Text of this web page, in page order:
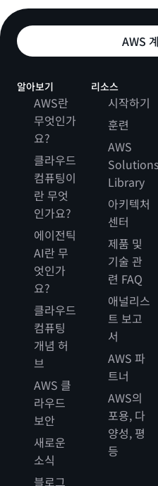
AWS
알아보기
AWS란
무엇인가
요?
클라우드
컴퓨팅이
란 무엇
인가요?
에이전틱
AI란 무
엇인가
요?
클라우드
컴퓨팅
개념 허
브
AWS 클
라우드
보안
새로운
소식
블로그
리소스
시작하기
훈련
AWS
Solutions
Library
아키텍처
센터
제품 및
기술 관
련 FAQ
애널리스
트 보고
서
AWS 파
트너
AWS의
포용, 다
양성, 평
등